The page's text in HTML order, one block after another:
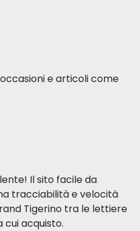
e articoli come
Il sito facile da
tracciabilità e velocità
Tigerino tra le lettiere
cui acquisto.